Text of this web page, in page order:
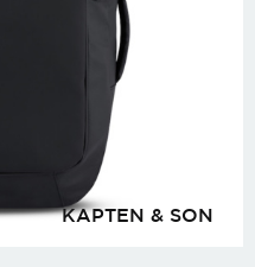
KAPTEN & SON